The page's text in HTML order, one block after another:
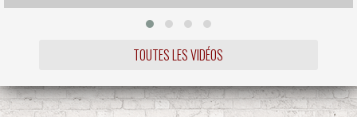
TOUTES LES VIDÉOS